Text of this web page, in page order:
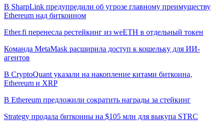
В SharpLink предупредили об угрозе главному преимуществу
Ethereum над биткоином
Ether.fi перенесла рестейкинг из weETH в отдельный токен
Команда MetaMask расширила доступ к кошельку для ИИ-
агентов
В CryptoQuant указали на накопление китами биткоина,
Ethereum и XRP
В Ethereum предложили сократить награды за стейкинг
Strategy продала биткоины на $105 млн для выкупа STRC